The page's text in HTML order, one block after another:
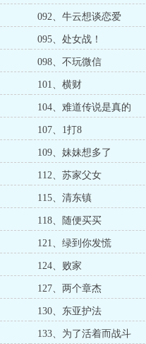
092、牛云想谈恋爱
095、处女战！
098、不玩微信
101、横财
104、难道传说是真的
107、1打8
109、妹妹想多了
112、苏家父女
115、清东镇
118、随便买买
121、绿到你发慌
124、败家
127、两个章杰
130、东亚护法
133、为了活着而战斗